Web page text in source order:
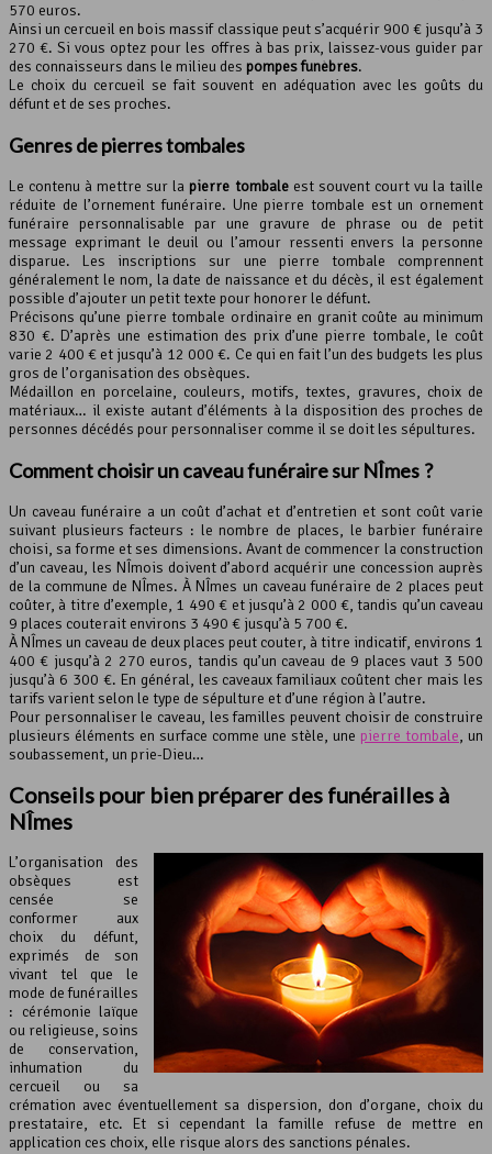
570 euros.
Ainsi un cercueil en bois massif classique peut s’acquérir 900 € jusqu’à 3
270 €. Si vous optez pour les offres à bas prix, laissez-vous guider par
des connaisseurs dans le milieu des pompes funèbres.
Le choix du cercueil se fait souvent en adéquation avec les goûts du
défunt et de ses proches.
Genres de pierres tombales
Le contenu à mettre sur la pierre tombaleest souvent court vu la taille
réduite de l’ornement funéraire. Une pierre tombale est un ornement
funéraire personnalisable par une gravure de phrase ou de petit
message exprimant le deuil ou l’amour ressenti envers la personne
disparue. Les inscriptions sur une pierre tombale comprennent
généralement le nom, la date de naissance et du décès, il est également
possible d’ajouter un petit texte pour honorer le défunt.
Précisons qu’une pierre tombale ordinaire en granit coûte au minimum
830 €. D’après une estimation des prix d’une pierre tombale, le coût
varie 2 400 € et jusqu’à 12 000 €. Ce qui en fait l’un des budgets les plus
gros de l’organisation des obsèques.
Médaillon en porcelaine, couleurs, motifs, textes, gravures, choix de
matériaux… il existe autant d’éléments à la disposition des proches de
personnes décédés pour personnaliser comme il se doit les sépultures.
Comment choisir un caveau funéraire sur NÎmes ?
Un caveau funéraire a un coût d’achat et d’entretien et sont coût varie
suivant plusieurs facteurs : le nombre de places, le barbier funéraire
choisi, sa forme et ses dimensions. Avant de commencer la construction
d’un caveau, les NÎmois doivent d’abord acquérir une concession auprès
de la commune de NÎmes. À NÎmes un caveau funéraire de 2 places peut
coûter, à titre d’exemple, 1 490 € et jusqu’à 2 000 €, tandis qu’un caveau
9 places couterait environs 3 490 € jusqu’à 5 700 €.
À NÎmes un caveau de deux places peut couter, à titre indicatif, environs 1
400 € jusqu’à 2 270 euros, tandis qu’un caveau de 9 places vaut 3 500
jusqu’à 6 300 €. En général, les caveaux familiaux coûtent cher mais les
tarifs varient selon le type de sépulture et d’une région à l’autre.
Pour personnaliser le caveau, les familles peuvent choisir de construire
plusieurs éléments en surface comme une stèle, une pierre tombale, un
soubassement, un prie-Dieu…
Conseils pour bien préparer des funérailles à
NÎmes
L’organisation des
obsèques est
censée se
conformer aux
choix du défunt,
exprimés de son
vivant tel que le
mode de funérailles
: cérémonie laïque
ou religieuse, soins
de conservation,
inhumation du
cercueil ou sa
crémation avec éventuellement sa dispersion, don d’organe, choix du
prestataire, etc. Et si cependant la famille refuse de mettre en
application ces choix, elle risque alors des sanctions pénales.